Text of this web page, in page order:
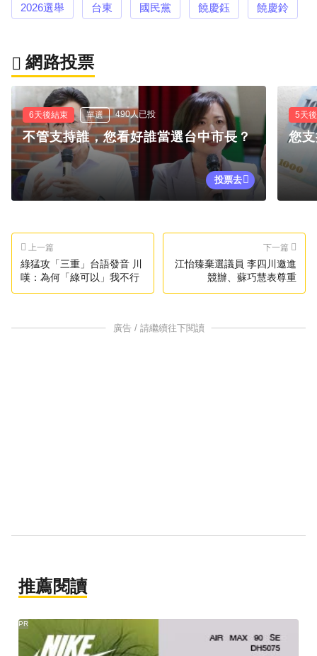
2026選舉 台東 國民黨 饒慶鈺 饒慶鈴
網路投票
6天後結束 單選 490人已投
不管支持誰，您看好誰當選台中市長？
投票去
5天
您
上一篇
綠猛攻「三重」台語發音 川
嘆：為何「綠可以」我不行
下一篇
江怡臻棄選議員 李四川邀進
競辦、蘇巧慧表尊重
廣告 / 請繼續往下閱讀
推薦閱讀
PR